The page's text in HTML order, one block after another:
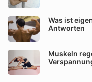
Was ist
Antworten
Muskeln